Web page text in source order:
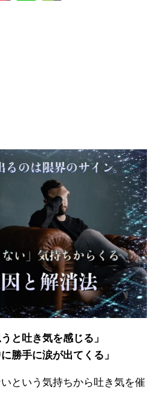
と吐き気を感じる」
勝手に涙が出てくる」
という気持ちから吐き気を催